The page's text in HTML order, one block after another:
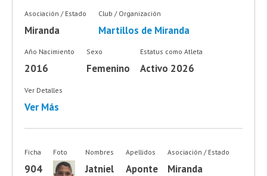
Asociación / Estado
Miranda
Club / Organización
Martillos de Miranda
Año Nacimiento
2016
Sexo
Femenino
Estatus como Atleta
Activo 2026
Ver Detalles
Ver Más
Ficha
904
Foto Nombres
Jatniel
Apellidos
Aponte
Asociación / Estado
Miranda